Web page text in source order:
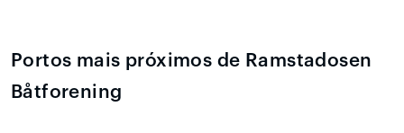
Portos mais próximos de Ramstadosen
Båtforening